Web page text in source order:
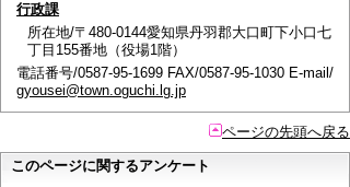
行政課
所在地/〒480-0144愛知県丹羽郡大口町下小口七
丁目155番地（役場1階）
電話番号/0587-95-1699 FAX/0587-95-1030 E-mail/
gyousei@town.oguchi.lg.jp
ページの先頭へ戻る
このページに関するアンケート